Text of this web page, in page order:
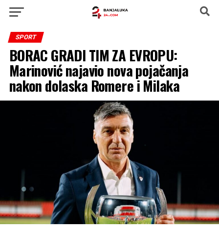
SPORT
BORAC GRADI TIM ZA EVROPU:
Marinović najavio nova pojačanja
nakon dolaska Romere i Milaka